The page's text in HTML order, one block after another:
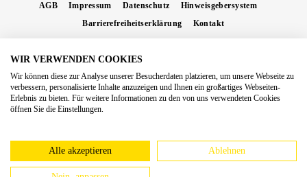
AGB Impressum Datenschutz
Hinweisgebersystem
Barrierefreiheitserklärung
Kontakt
Nachnahmegebühren, wenn nicht anders angegeben.
Copyright 2026 Forstinger Österreich GmbH
Königstetter Straße 128 - 134/OG3, 3430 Tulln
europäschen Online-Streitbeilegungs-Plattform hinzuweisen:
webgate.ec.europa.eu/odr
WIR VERWENDEN COOKIES
Wir können diese zur Analyse unserer Besucherdaten platzieren, um unsere Webseite zu
verbessern, personalisierte Inhalte anzuzeigen und Ihnen ein großartiges Webseiten-
Erlebnis zu bieten. Für weitere Informationen zu den von uns verwendeten Cookies
öffnen Sie die Einstellungen.
Alle akzeptieren Ablehnen